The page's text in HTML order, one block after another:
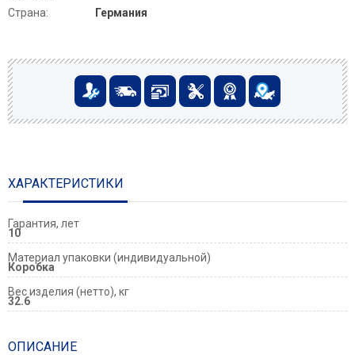
Страна:
Германия
ХАРАКТЕРИСТИКИ
Гарантия, лет
10
Материал упаковки (индивидуальной)
Коробка
Вес изделия (нетто), кг
32.6
ОПИСАНИЕ